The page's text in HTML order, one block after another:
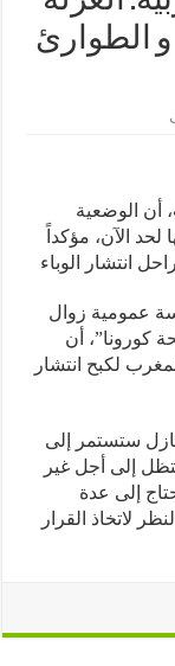
و الطوارئ
مؤكداً
الوباء
زوال
أن
انتشار
إلى
إلى أجل غير
عدة
القرار